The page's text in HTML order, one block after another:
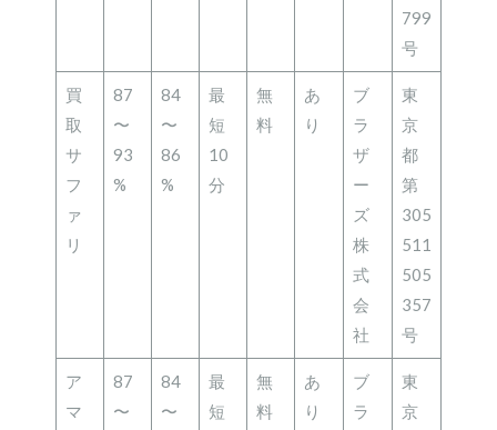
799
号
買
取
サ
フ
ァ
リ
87
〜
93
%
84
〜
86
%
最
短
10
分
無
料
あ
り
ブ
ラ
ザ
ー
ズ
株
式
会
社
東
京
都
第
305
511
505
357
号
ア
マ
87
〜
84
〜
最
短
無
料
あ
り
ブ
ラ
東
京